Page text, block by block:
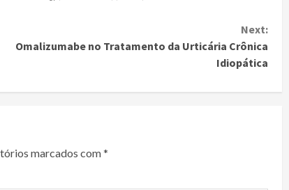
Next:
Omalizumabe no Tratamento da Urticária Crônica
Idiopática
marcados com*